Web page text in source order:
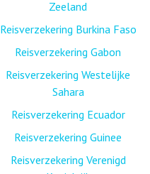
Zeeland
Reisverzekering Burkina Faso
Reisverzekering Gabon
Reisverzekering Westelijke
Sahara
Reisverzekering Ecuador
Reisverzekering Guinee
Reisverzekering Verenigd